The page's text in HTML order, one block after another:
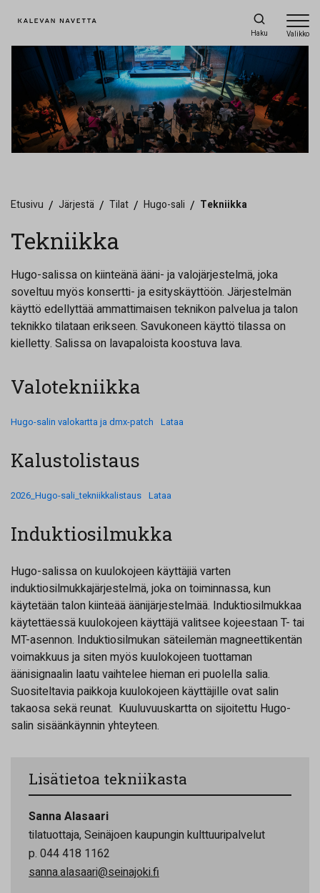
Haku Valikko
Etusivu / Järjestä / Tilat / Hugo-sali / Tekniikka
Tekniikka
Hugo-salissa on kiinteänä ääni- ja valojärjestelmä, joka
soveltuu myös konsertti- ja esityskäyttöön. Järjestelmän
käyttö edellyttää ammattimaisen teknikon palvelua ja talon
teknikko tilataan erikseen. Savukoneen käyttö tilassa on
kielletty. Salissa on lavapaloista koostuva lava.
Valotekniikka
Hugo-salin valokartta ja dmx-patch Lataa
Kalustolistaus
2026_Hugo-sali_tekniikkalistaus Lataa
Induktiosilmukka
Hugo-salissa on kuulokojeen käyttäjiä varten
induktiosilmukkajärjestelmä, joka on toiminnassa, kun
käytetään talon kiinteää äänijärjestelmää. Induktiosilmukkaa
käytettäessä kuulokojeen käyttäjä valitsee kojeestaan T- tai
MT-asennon. Induktiosilmukan säteilemän magneettikentän
voimakkuus ja siten myös kuulokojeen tuottaman
äänisignaalin laatu vaihtelee hieman eri puolella salia.
Suositeltavia paikkoja kuulokojeen käyttäjille ovat salin
takaosa sekä reunat. Kuuluvuuskartta on sijoitettu Hugo-
salin sisäänkäynnin yhteyteen.
Lisätietoa tekniikasta
Sanna Alasaari
tilatuottaja, Seinäjoen kaupungin kulttuuripalvelut
p. 044 418 1162
sanna.alasaari@seinajoki.fi